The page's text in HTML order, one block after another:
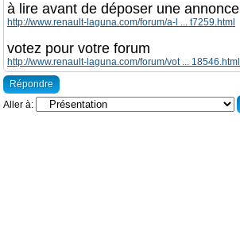
à lire avant de déposer une annonce
http://www.renault-laguna.com/forum/a-l ... t7259.html
votez pour votre forum
http://www.renault-laguna.com/forum/vot ... 18546.html
Répondre
Aller à: